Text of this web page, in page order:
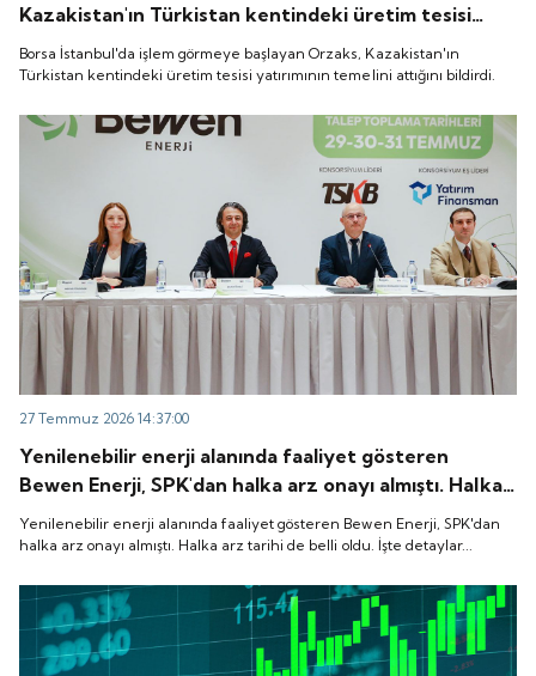
Kazakistan'ın Türkistan kentindeki üretim tesisi
yatırımının temelini attığını bildirdi.
Borsa İstanbul'da işlem görmeye başlayan Orzaks, Kazakistan'ın
Türkistan kentindeki üretim tesisi yatırımının temelini attığını bildirdi.
27 Temmuz 2026 14:37:00
Yenilenebilir enerji alanında faaliyet gösteren
Bewen Enerji, SPK'dan halka arz onayı almıştı. Halka
arz tarihi de belli oldu. İşte detaylar...
Yenilenebilir enerji alanında faaliyet gösteren Bewen Enerji, SPK'dan
halka arz onayı almıştı. Halka arz tarihi de belli oldu. İşte detaylar...